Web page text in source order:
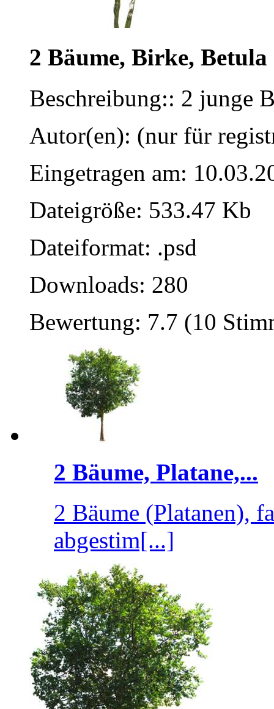
2 Bäume, Birke, Betula
Beschreibung:: 2 junge
Autor(en): (nur für
Eingetragen am:
Dateigröße: 533.47 Kb
Dateiformat: .psd
Downloads: 280
Bewertung: 7.7 (10
2 Bäume, Platane,...
2 Bäume (Platanen),
abgestim[...]